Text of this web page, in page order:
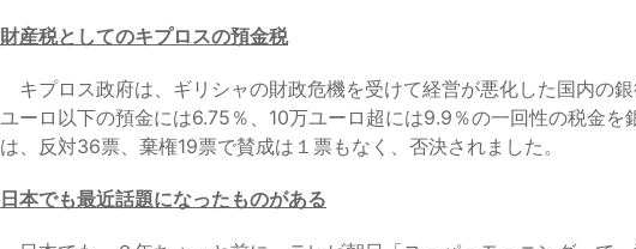
財産税としてのキプロスの預金税
キプロス政府は、ギリシャの財政危機を受けて経営が悪化した国内の
ユーロ以下の預金には6.75％、10万ユーロ超には9.9％の一回性の税金
は、反対36票、棄権19票で賛成は１票もなく、否決されました。
日本でも最近話題になったものがある